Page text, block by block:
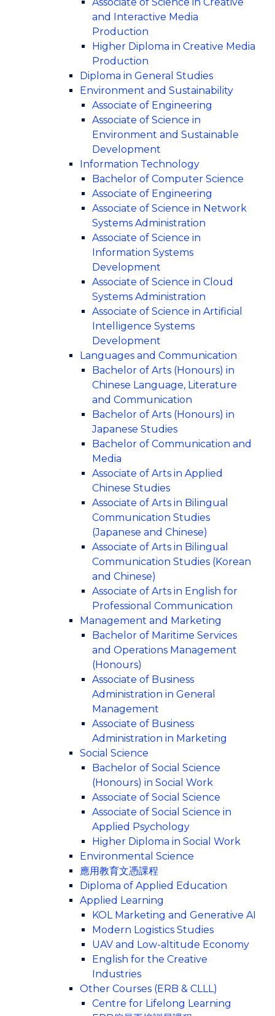
and Interactive Media
Production
Higher Diploma in Creative Media
Production
Diploma in General Studies
Environment and Sustainability
Associate of Engineering
Associate of Science in
Environment and Sustainable
Development
Information Technology
Bachelor of Computer Science
Associate of Engineering
Associate of Science in Network
Systems Administration
Associate of Science in
Information Systems
Development
Associate of Science in Cloud
Systems Administration
Associate of Science in Artificial
Intelligence Systems
Development
Languages and Communication
Bachelor of Arts (Honours) in
Chinese Language, Literature
and Communication
Bachelor of Arts (Honours) in
Japanese Studies
Bachelor of Communication and
Media
Associate of Arts in Applied
Chinese Studies
Associate of Arts in Bilingual
Communication Studies
(Japanese and Chinese)
Associate of Arts in Bilingual
Communication Studies (Korean
and Chinese)
Associate of Arts in English for
Professional Communication
Management and Marketing
Bachelor of Maritime Services
and Operations Management
(Honours)
Associate of Business
Administration in General
Management
Associate of Business
Administration in Marketing
Social Science
Bachelor of Social Science
(Honours) in Social Work
Associate of Social Science
Associate of Social Science in
Applied Psychology
Higher Diploma in Social Work
Environmental Science
應用教育文憑課程
Diploma of Applied Education
Applied Learning
KOL Marketing and Generative AI
Modern Logistics Studies
UAV and Low-altitude Economy
English for the Creative
Industries
Other Courses (ERB & CLLL)
Centre for Lifelong Learning